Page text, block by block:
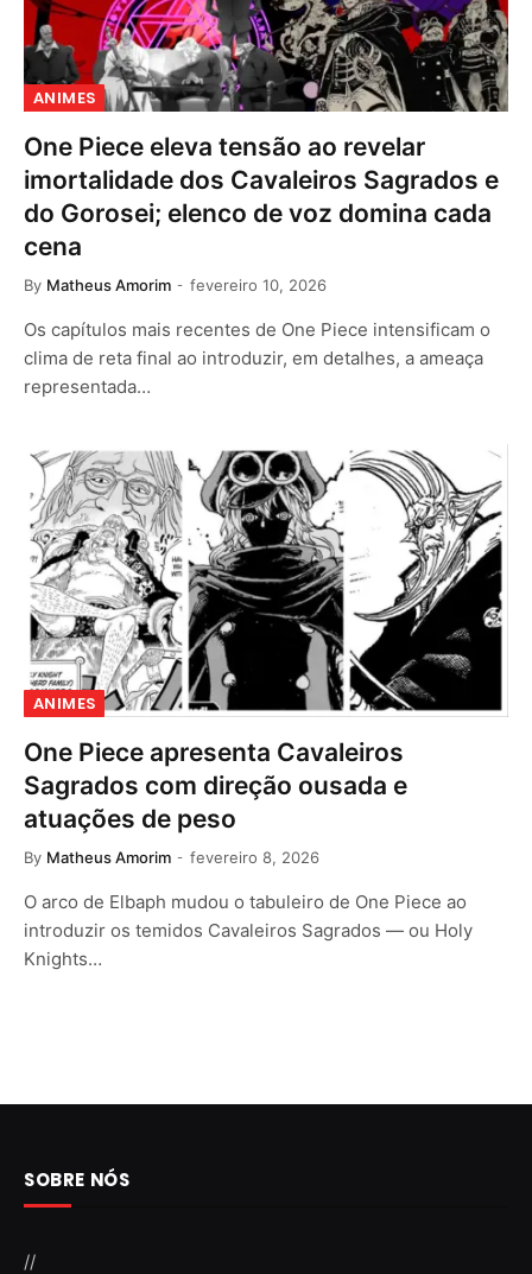
ANIMES
One Piece eleva tensão ao revelar
imortalidade dos Cavaleiros Sagrados e
do Gorosei; elenco de voz domina cada
cena
By Matheus Amorim fevereiro 10, 2026
Os capítulos mais recentes de One Piece intensificam o
clima de reta final ao introduzir, em detalhes, a ameaça
representada…
ANIMES
One Piece apresenta Cavaleiros
Sagrados com direção ousada e
atuações de peso
By Matheus Amorim fevereiro 8, 2026
O arco de Elbaph mudou o tabuleiro de One Piece ao
introduzir os temidos Cavaleiros Sagrados — ou Holy
Knights…
SOBRE NÓS
//